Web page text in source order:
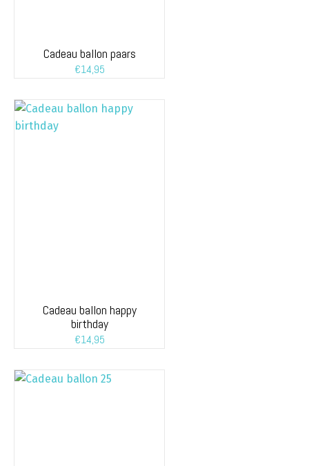
Cadeau ballon paars
€14,95
Cadeau ballon happy
birthday
€14,95